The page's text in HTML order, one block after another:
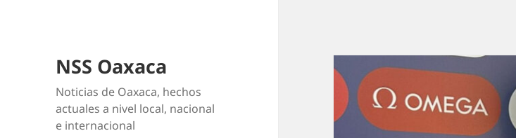
NSS Oaxaca
Noticias de Oaxaca, hechos
actuales a nivel local, nacional
e internacional